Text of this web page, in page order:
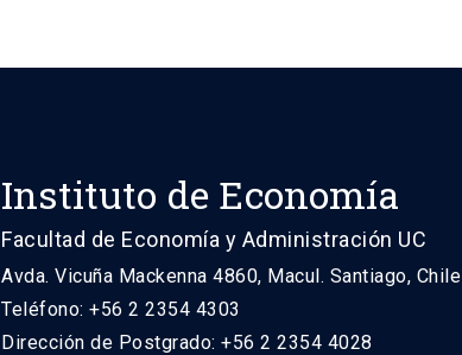
Instituto de Economía
Facultad de Economía y Administración UC
Avda. Vicuña Mackenna 4860, Macul. Santiago, Chile
Teléfono: +56 2 2354 4303
Dirección de Postgrado: +56 2 2354 4028